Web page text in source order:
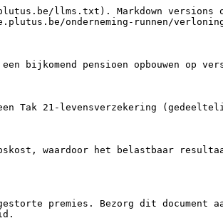
llms.txt). Markdown versions
onderneming-runnen/
bijkomend pensioen opbouwen op
Tak 21-levensverzekering
waardoor het belastbaar
premies. Bezorg dit document